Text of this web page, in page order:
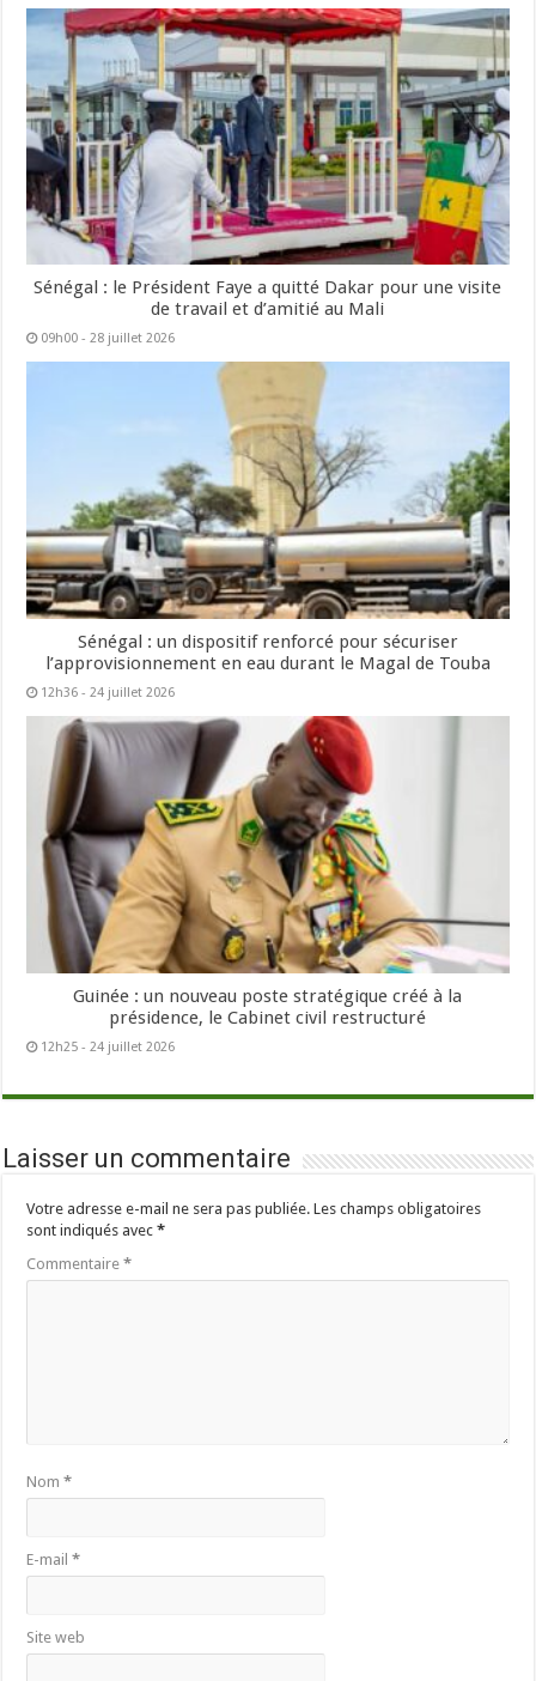
Sénégal : le Président Faye a quitté Dakar pour une visite
de travail et d’amitié au Mali
09h00 - 28 juillet 2026
Sénégal : un dispositif renforcé pour sécuriser
l’approvisionnement en eau durant le Magal de Touba
12h36 - 24 juillet 2026
Guinée : un nouveau poste stratégique créé à la
présidence, le Cabinet civil restructuré
12h25 - 24 juillet 2026
Laisser un commentaire
Votre adresse e-mail ne sera pas publiée. Les champs obligatoires
sont indiqués avec*
Commentaire*
Nom*
E-mail*
Site web